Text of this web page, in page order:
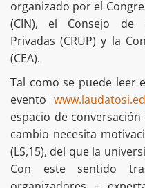
organizado por el
(CIN), el Consejo de
Privadas (CRUP) y la
(CEA).
Tal como se puede leer
evento
espacio de
cambio necesita
(LS,15), del que la
Con este sentido